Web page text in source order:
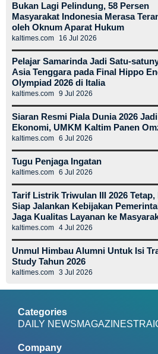
Bukan Lagi Pelindung, 58 Persen
Masyarakat Indonesia Merasa
oleh Oknum Aparat Hukum
kaltimes.com 16 Jul 2026
Pelajar Samarinda Jadi Satu-
Asia Tenggara pada Final Hippo
Olympiad 2026 di Italia
kaltimes.com 9 Jul 2026
Siaran Resmi Piala Dunia 2026
Ekonomi, UMKM Kaltim Panen
kaltimes.com 6 Jul 2026
Tugu Penjaga Ingatan
kaltimes.com 6 Jul 2026
Tarif Listrik Triwulan III 2026 Tetap,
Siap Jalankan Kebijakan
Jaga Kualitas Layanan ke
kaltimes.com 4 Jul 2026
Unmul Himbau Alumni Untuk Isi
Study Tahun 2026
kaltimes.com 3 Jul 2026
Categories
DAILY NEWSMAGAZINE
Company